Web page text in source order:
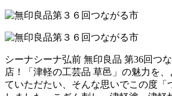
シーナシーナ弘前 無印良品 第36回つ
店！「津軽の工芸品 草邑」の魅力を
ていただたい、そんな思いでこの度「